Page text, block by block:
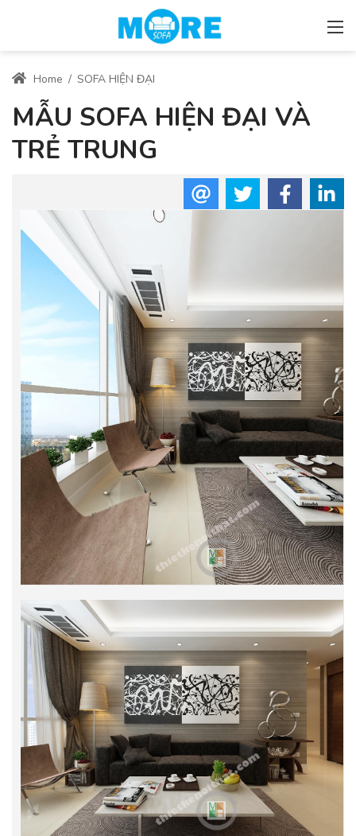
Home / SOFA HIỆN ĐẠI
MẪU SOFA HIỆN ĐẠI VÀ
TRẺ TRUNG